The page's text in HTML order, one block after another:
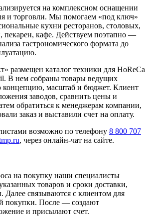
на комплексном оснащении
и торговли. Мы помогаем «под ключ»
кухни ресторанов, столовых,
пекарен, кафе. Действуем поэтапно —
гастрономического формата до
размещен каталог техники для HoReCa
В нем собраны товары ведущих
масштаб и бюджет. Клиент
заводов, сравнить цены и
обратиться к менеджерам компании,
заказ и выставили счет на оплату.
возможно по телефону 8 800 707
, через онлайн-чат на сайте.
на покупку наши специалисты
товаров и сроки доставки,
Далее связываются с клиентом для
покупки. После — создают
и присылают счет.